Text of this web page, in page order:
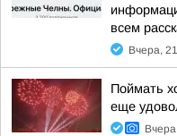
всем
Вчера,
Поймать
еще